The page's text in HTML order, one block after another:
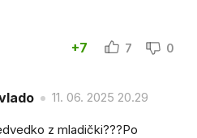
+7 7 0
11. 06. 2025 20.29
z mladički???Po